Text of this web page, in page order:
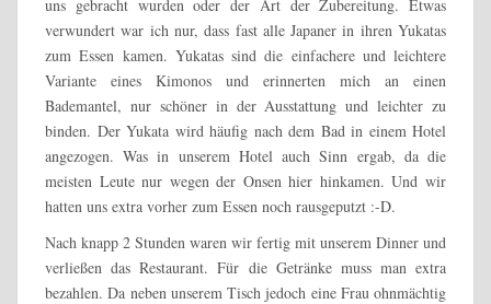
uns gebracht wurden oder der Art der Zubereitung. Etwas
verwundert war ich nur, dass fast alle Japaner in ihren Yukatas
zum Essen kamen. Yukatas sind die einfachere und leichtere
Variante eines Kimonos und erinnerten mich an einen
Bademantel, nur schöner in der Ausstattung und leichter zu
binden. Der Yukata wird häufig nach dem Bad in einem Hotel
angezogen. Was in unserem Hotel auch Sinn ergab, da die
meisten Leute nur wegen der Onsen hier hinkamen. Und wir
hatten uns extra vorher zum Essen noch rausgeputzt :-D.
Nach knapp 2 Stunden waren wir fertig mit unserem Dinner und
verließen das Restaurant. Für die Getränke muss man extra
bezahlen. Da neben unserem Tisch jedoch eine Frau ohnmächtig